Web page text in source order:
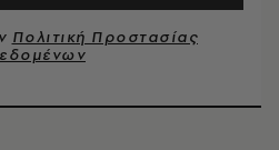
Πολιτική Προστασίας